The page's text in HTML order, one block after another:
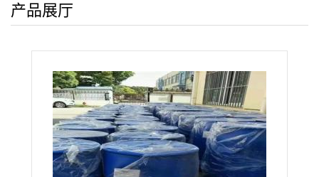
产品展厅